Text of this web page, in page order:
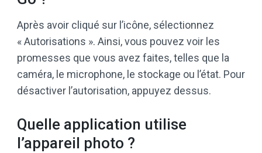
Après avoir cliqué sur l’icône, sélectionnez
« Autorisations ». Ainsi, vous pouvez voir les
promesses que vous avez faites, telles que la
caméra, le microphone, le stockage ou l’état. Pour
désactiver l’autorisation, appuyez dessus.
Quelle application utilise
l’appareil photo ?